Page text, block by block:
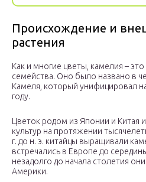
Происхождение и
растения
Как и многие цветы, камелия –
семейства. Оно было названо в
Камеля, который унифицировал
году.
Цветок родом из Японии и Китая
культур на протяжении
г. до н. э. китайцы выращивали
встречались в Европе до
незадолго до начала столетия
Америки.